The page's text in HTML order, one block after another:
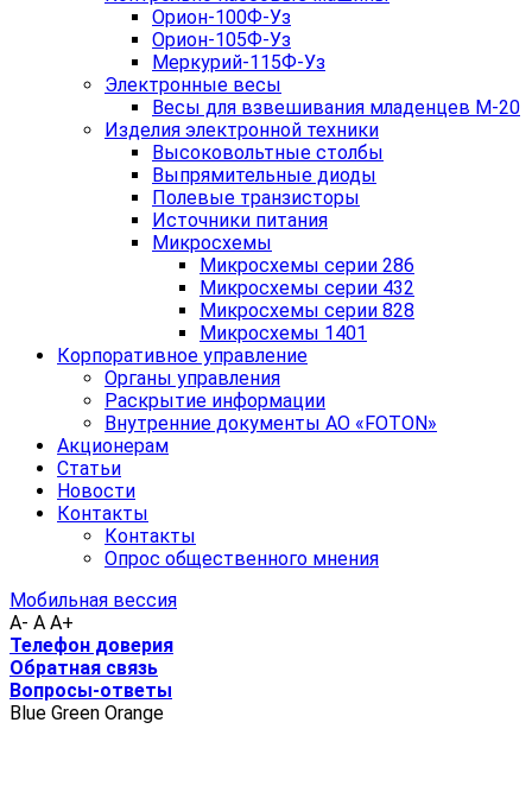
Орион-100Ф-Уз
Орион-105Ф-Уз
Меркурий-115Ф-Уз
Электронные весы
Весы для взвешивания младенцев М-20
Изделия электронной техники
Высоковольтные столбы
Выпрямительные диоды
Полевые транзисторы
Источники питания
Микросхемы
Микросхемы серии 286
Микросхемы серии 432
Микросхемы серии 828
Микросхемы 1401
Корпоративное управление
Органы управления
Раскрытие информации
Внутренние документы АО «FOTON»
Акционерам
Статьи
Новости
Контакты
Контакты
Опрос общественного мнения
Мобильная вессия
A- A A+
Телефон доверия
Обратная связь
Вопросы-ответы
Blue Green Orange